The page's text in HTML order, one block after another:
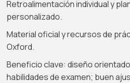
Retroalimentación individual y
personalizado.
Material oficial y recursos de
Oxford.
Beneficio clave: diseño
habilidades de examen; buen